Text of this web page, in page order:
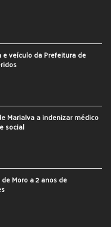
veículo da Prefeitura de
Marialva a indenizar médico
social
Moro a 2 anos de